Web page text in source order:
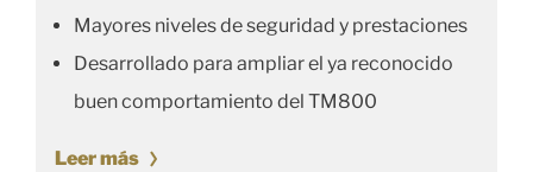
Mayores niveles de seguridad y prestaciones
Desarrollado para ampliar el ya reconocido
buen comportamiento del TM800
Leer más